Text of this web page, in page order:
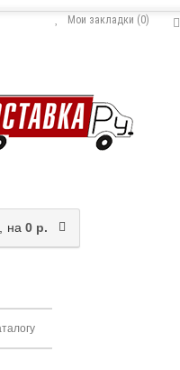
Мои закладки (0)
на 0 р.